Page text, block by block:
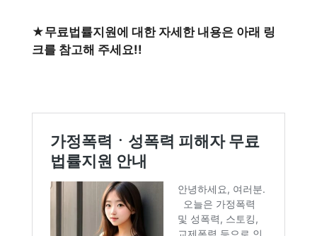
★무료법률지원에 대한 자세한 내용은 아래 링
크를 참고해 주세요!!